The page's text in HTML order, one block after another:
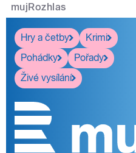
mujRozhlas
Hry a četby
Krimi
Pohádky
Pořady
Živé vysílání